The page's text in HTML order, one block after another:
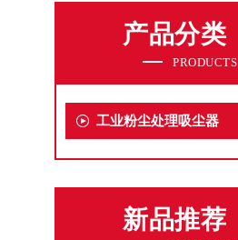
产品分类
PRODUCTS
工业粉尘处理吸尘器
新品推荐